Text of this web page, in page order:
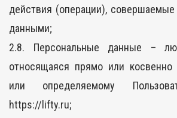
действия (операции),
данными;
2.8. Персональные данные –
относящаяся прямо или косвенно
или определяемому
https://lifty.ru;